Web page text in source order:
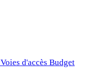
Voies d'accès Budget